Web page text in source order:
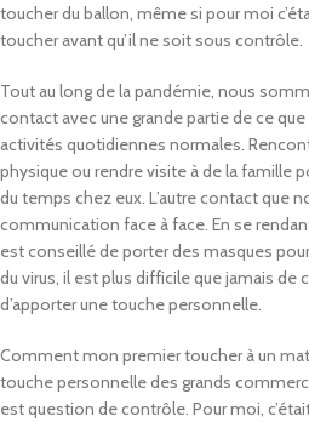
toucher du ballon, même si pour moi
toucher avant qu’il ne soit sous contrôle.
Tout au long de la pandémie, nous
contact avec une grande partie de ce
activités quotidiennes normales.
physique ou rendre visite à de la famille
du temps chez eux. L’autre contact que
communication face à face. En se
est conseillé de porter des masques
du virus, il est plus difficile que jamais de
d’apporter une touche personnelle.
Comment mon premier toucher à un
touche personnelle des grands
est question de contrôle. Pour moi,